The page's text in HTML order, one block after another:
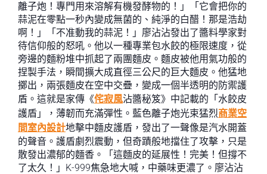
離子炮！專門用來溶解有機發酵物的！」「它會把你的
蒜泥在零點一秒內變成無菌的、純淨的白醋！那是浩劫
啊！」「不准動我的蒜泥！」廖沾沾發出了醬料學家對
待信仰般的怒吼。他以一種專業包水餃的極限速度，從
旁邊的麵粉堆中抓起了兩團麵皮。麵皮被他用氣功般的
捏製手法，瞬間擴大成直徑三公尺的巨大麵皮。他猛地
擲出，兩張麵皮在空中交疊，變成一個半透明的防禦護
盾。這就是家傳《侘寂風沾醬秘笈》中記載的「水餃皮
護盾」，薄韌而充滿彈性。藍色離子炮光束猛烈商業空
間室內設計地擊中麵皮護盾，發出了一聲像是汽水開蓋
的聲音。護盾劇烈震動，但奇蹟般地擋住了攻擊，只是
散發出濃郁的麵香。「這麵皮的延展性！完美！但撐不
了太久！」K-999焦急地大喊，中藥味更濃了。廖沾沾